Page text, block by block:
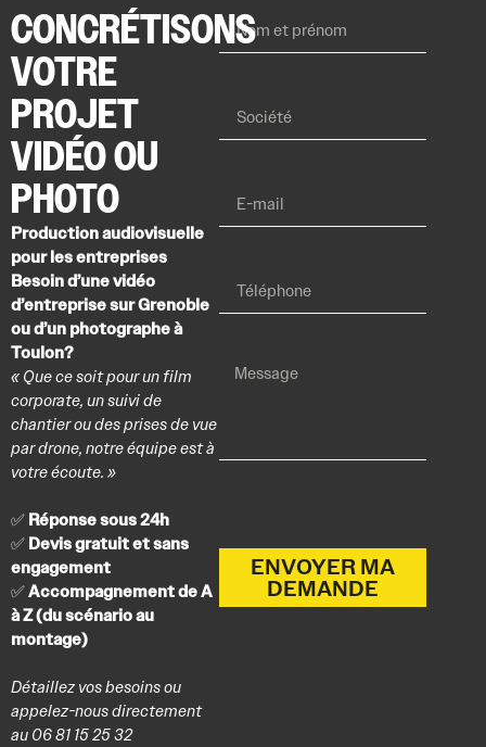
CONCRÉTISONS
VOTRE
PROJET
VIDÉO OU
PHOTO
Production audiovisuelle
pour les entreprises
Besoin d’une vidéo
d’entreprise sur Grenoble
ou d’un photographe à
Toulon?
« Que ce soit pour un film
corporate, un suivi de
chantier ou des prises de vue
par drone, notre équipe est à
votre écoute. »
✅ Réponse sous 24h
✅ Devis gratuit et sans
engagement
✅Accompagnement de A
à Z (du scénario au
montage)
Détaillez vos besoins ou
appelez-nous directement
au 06 81 15 25 32
ENVOYER MA
DEMANDE